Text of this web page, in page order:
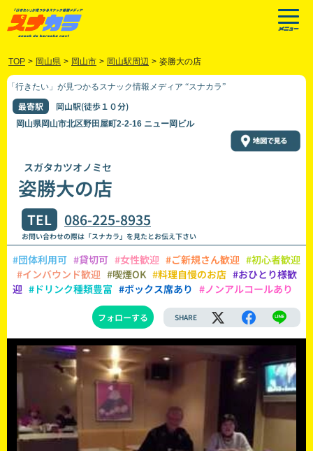
TOP > 岡山県 > 岡山市 > 岡山駅周辺 > 姿勝大の店
「行きたい」が見つかるスナック情報メディア “スナカラ”
最寄駅 岡山駅(徒歩１０分)
岡山県岡山市北区野田屋町2-2-16 ニュー岡ビル
スガタカツオノミセ
姿勝大の店
TEL 086-225-8935
お問い合わせの際は「スナカラ」を見たとお伝え下さい
#団体利用可 #貸切可 #女性歓迎 #ご新規さん歓迎 #初心者歓迎
#インバウンド歓迎 #喫煙OK #料理自慢のお店 #おひとり様歓
迎 #ドリンク種類豊富 #ボックス席あり #ノンアルコールあり
フォローする SHARE